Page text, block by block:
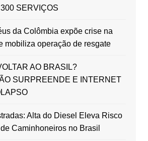
SERVIÇOS
da Colômbia expõe crise na
mobiliza operação de resgate
AO BRASIL?
SURPREENDE E INTERNET
Alta do Diesel Eleva Risco
Caminhoneiros no Brasil